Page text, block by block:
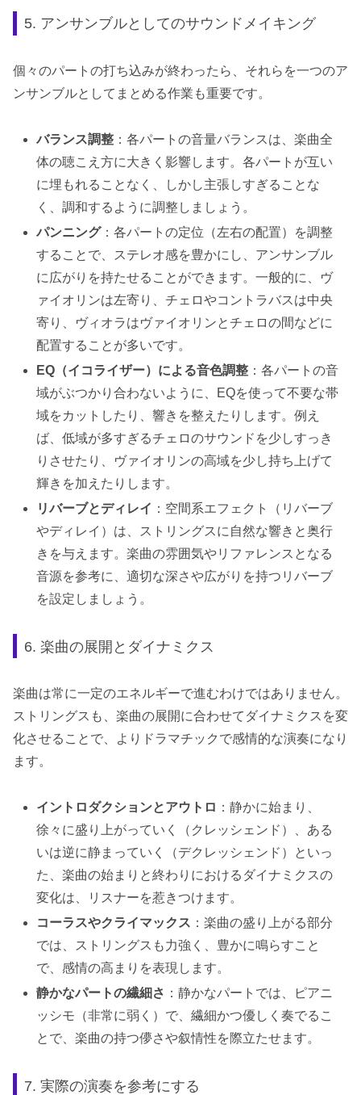
5. アンサンブルとしてのサウンドメイキング
個々のパートの打ち込みが終わったら、それらを一つのア
ンサンブルとしてまとめる作業も重要です。
バランス調整 ：各パートの音量バランスは、楽曲全
体の聴こえ方に大きく影響します。各パートが互い
に埋もれることなく、しかし主張しすぎることな
く、調和するように調整しましょう。
パンニング：各パートの定位（左右の配置）を調整
することで、ステレオ感を豊かにし、アンサンブル
に広がりを持たせることができます。一般的に、ヴ
ァイオリンは左寄り、チェロやコントラバスは中央
寄り、ヴィオラはヴァイオリンとチェロの間などに
配置することが多いです。
EQ（イコライザー）による音色調整 ：各パートの音
域がぶつかり合わないように、EQを使って不要な帯
域をカットしたり、響きを整えたりします。例え
ば、低域が多すぎるチェロのサウンドを少しすっき
りさせたり、ヴァイオリンの高域を少し持ち上げて
輝きを加えたりします。
リバーブとディレイ ：空間系エフェクト（リバーブ
やディレイ）は、ストリングスに自然な響きと奥行
きを与えます。楽曲の雰囲気やリファレンスとなる
音源を参考に、適切な深さや広がりを持つリバーブ
を設定しましょう。
6. 楽曲の展開とダイナミクス
楽曲は常に一定のエネルギーで進むわけではありません。
ストリングスも、楽曲の展開に合わせてダイナミクスを変
化させることで、よりドラマチックで感情的な演奏になり
ます。
イントロダクションとアウトロ ：静かに始まり、
徐々に盛り上がっていく（クレッシェンド）、ある
いは逆に静まっていく（デクレッシェンド）といっ
た、楽曲の始まりと終わりにおけるダイナミクスの
変化は、リスナーを惹きつけます。
コーラスやクライマックス ：楽曲の盛り上がる部分
では、ストリングスも力強く、豊かに鳴らすこと
で、感情の高まりを表現します。
静かなパートの繊細さ ：静かなパートでは、ピアニ
ッシモ（非常に弱く）で、繊細かつ優しく奏でるこ
とで、楽曲の持つ儚さや叙情性を際立たせます。
7. 実際の演奏を参考にする